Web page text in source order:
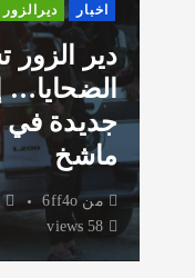
اخبار ديرالزور
دير الزور
الضحايا…
جديدة في
ماشخ
من6ff4o